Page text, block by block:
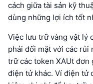
cách giữa tài sản kỹ
dùng những lợi ích tốt
Việc lưu trữ vàng vật lý
phải đối mặt với các
trữ các token XAUt đơn
điện tử khác. Ví điện tử